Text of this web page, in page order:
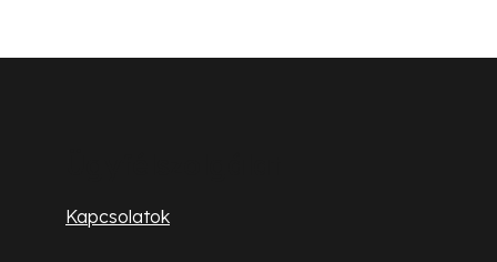
Kapcsolatok